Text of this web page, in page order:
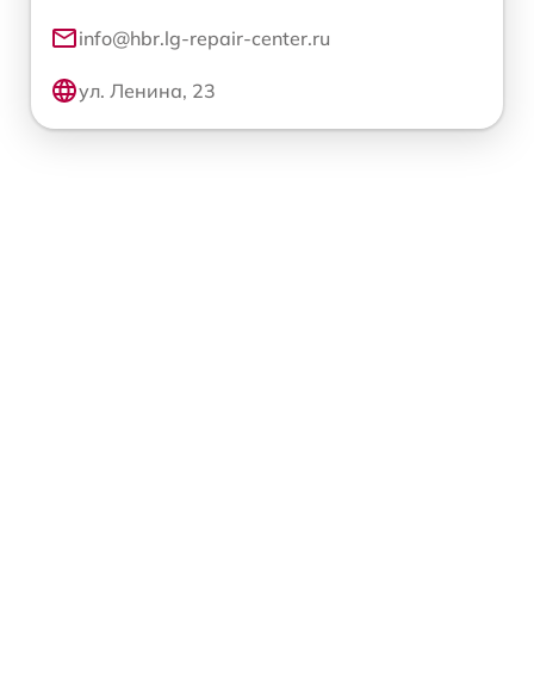
info@hbr.lg-repair-center.ru
ул. Ленина, 23